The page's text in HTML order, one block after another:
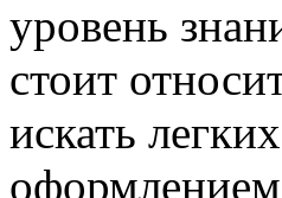
уровень
стоит
искать
оформлением